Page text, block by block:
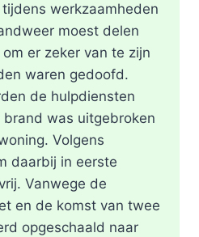
werkzaamheden
moest delen
er zeker van te zijn
waren gedoofd.
de hulpdiensten
was uitgebroken
Volgens
daarbij in eerste
Vanwege de
en de komst van twee
opgeschaald naar